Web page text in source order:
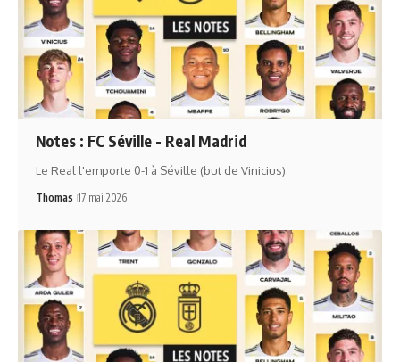
Notes : FC Séville - Real Madrid
Le Real l'emporte 0-1 à Séville (but de Vinicius).
Thomas 17 mai 2026